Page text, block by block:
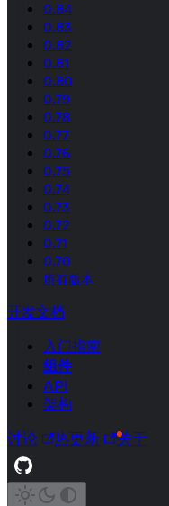
0.84
0.83
0.82
0.81
0.80
0.79
0.78
0.77
0.76
0.75
0.74
0.73
0.72
0.71
0.70
所有版本
开发文档
入门指南
组件
API
架构
讨论 热更新 关于